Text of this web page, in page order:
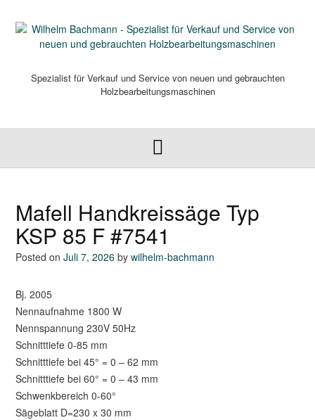
content
Spezialist für Verkauf und Service von neuen und gebrauchten
Holzbearbeitungsmaschinen
Mafell Handkreissäge Typ
KSP 85 F #7541
Posted on Juli 7, 2026 by wilhelm-bachmann
Bj. 2005
Nennaufnahme 1800 W
Nennspannung 230V 50Hz
Schnitttiefe 0-85 mm
Schnitttiefe bei 45° = 0 – 62 mm
Schnitttiefe bei 60° = 0 – 43 mm
Schwenkbereich 0-60°
Sägeblatt D=230 x 30 mm